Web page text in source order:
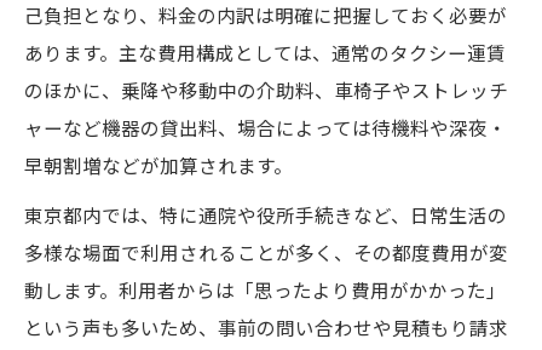
己負担となり、料金の内訳は明確に把握しておく必要が
あります。主な費用構成としては、通常のタクシー運賃
のほかに、乗降や移動中の介助料、車椅子やストレッチ
ャーなど機器の貸出料、場合によっては待機料や深夜・
早朝割増などが加算されます。
東京都内では、特に通院や役所手続きなど、日常生活の
多様な場面で利用されることが多く、その都度費用が変
動します。利用者からは「思ったより費用がかかった」
という声も多いため、事前の問い合わせや見積もり請求